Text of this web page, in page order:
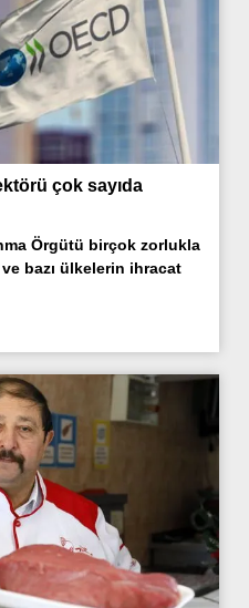
çok sayıda
Örgütü birçok zorlukla
bazı ülkelerin ihracat